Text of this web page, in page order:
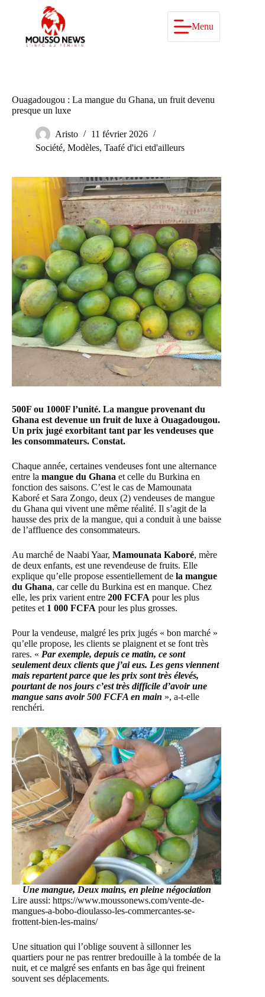
Menu
Ouagadougou : La mangue du Ghana, un fruit devenu
presque un luxe
Aristo
11 février 2026
Société, Modèles, Taafé d'ici etd'ailleurs
500F ou 1000F l’unité. La mangue provenant du
Ghana est devenue un fruit de luxe à Ouagadougou.
Un prix jugé exorbitant tant par les vendeuses que
les consommateurs. Constat.
Chaque année, certaines vendeuses font une alternance
entre la mangue du Ghana et celle du Burkina en
fonction des saisons. C’est le cas de Mamounata
Kaboré et Sara Zongo, deux (2) vendeuses de mangue
du Ghana qui vivent une même réalité. Il s’agit de la
hausse des prix de la mangue, qui a conduit à une baisse
de l’affluence des consommateurs.
Au marché de Naabi Yaar, Mamounata Kaboré, mère
de deux enfants, est une revendeuse de fruits. Elle
explique qu’elle propose essentiellement de la mangue
du Ghana, car celle du Burkina est en manque. Chez
elle, les prix varient entre 200 FCFA pour les plus
petites et 1 000 FCFA pour les plus grosses.
Pour la vendeuse, malgré les prix jugés « bon marché »
qu’elle propose, les clients se plaignent et se font très
rares. « Par exemple, depuis ce matin, ce sont
seulement deux clients que j’ai eus. Les gens viennent
mais repartent parce que les prix sont très élevés,
pourtant de nos jours c’est très difficile d’avoir une
mangue sans avoir 500 FCFA en main », a-t-elle
renchéri.
Une mangue, Deux mains, en pleine négociation
Lire aussi: https://www.moussonews.com/vente-de-
mangues-a-bobo-dioulasso-les-commercantes-se-
frottent-bien-les-mains/
Une situation qui l’oblige souvent à sillonner les
quartiers pour ne pas rentrer bredouille à la tombée de la
nuit, et ce malgré ses enfants en bas âge qui freinent
souvent ses déplacements.